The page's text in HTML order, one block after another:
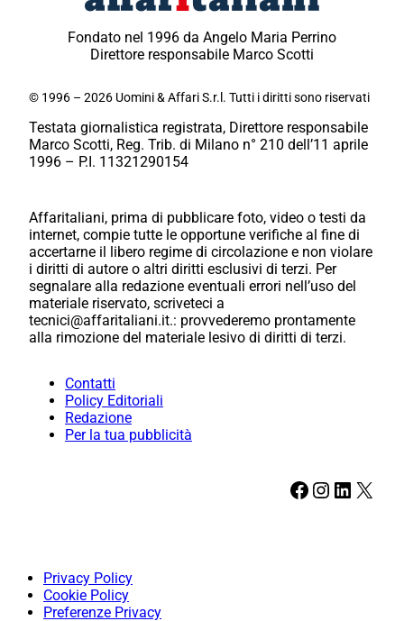
Fondato nel 1996 da Angelo Maria Perrino
Direttore responsabile Marco Scotti
© 1996 – 2026 Uomini & Affari S.r.l. Tutti i diritti sono riservati
Testata giornalistica registrata, Direttore responsabile
Marco Scotti, Reg. Trib. di Milano n° 210 dell’11 aprile
1996 – P.I. 11321290154
Affaritaliani, prima di pubblicare foto, video o testi da
internet, compie tutte le opportune verifiche al fine di
accertarne il libero regime di circolazione e non violare
i diritti di autore o altri diritti esclusivi di terzi. Per
segnalare alla redazione eventuali errori nell’uso del
materiale riservato, scriveteci a
tecnici@affaritaliani.it.: provvederemo prontamente
alla rimozione del materiale lesivo di diritti di terzi.
Contatti
Policy Editoriali
Redazione
Per la tua pubblicità
Facebook Instagram LinkedIn X
Privacy Policy
Cookie Policy
Preferenze Privacy